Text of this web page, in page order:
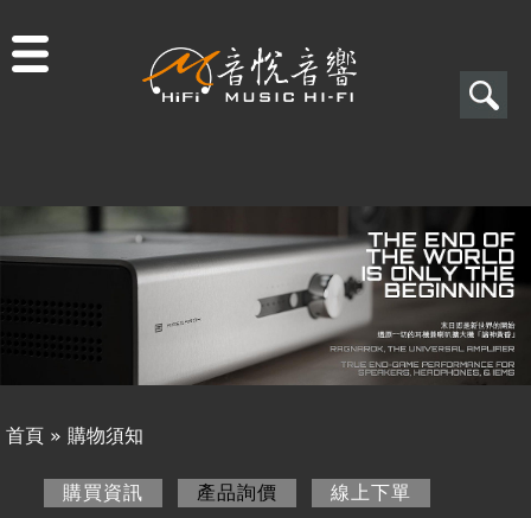
搜
表
單
搜
尋
商品一覽
二手專區
視聽專欄
購物須知
購買資訊
您
首頁 » 購物須知
購買資訊 產品詢價 (作用中頁籤)
線上下單